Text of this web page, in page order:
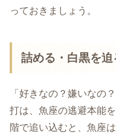
っておきましょう。
詰める・白黒を迫
「好きなの？嫌いなの
打は、魚座の逃避本能
階で追い込むと、魚座